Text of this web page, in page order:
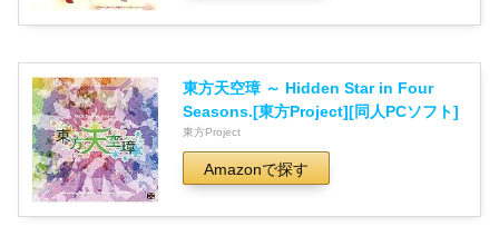
東方天空璋 ～ Hidden Star in Four
Seasons.[東方Project][同人PCソフト]
東方Project
Amazonで探す